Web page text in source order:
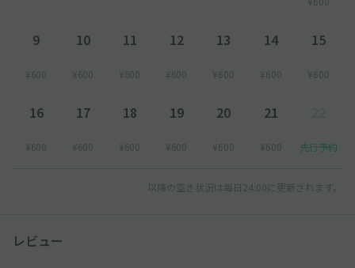
9
¥600
10
¥600
11
¥600
12
¥600
13
¥600
14
¥600
15
¥600
16
¥600
17
¥600
18
¥600
19
¥600
20
¥600
21
¥600 先行予約
以降の空き状況は毎日24:00に更新されます。
レビュー